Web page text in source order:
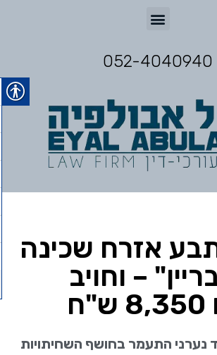
052-4040940
אזרח שכינה
– וחויב
נערני התעמר בחושף השחיתויות